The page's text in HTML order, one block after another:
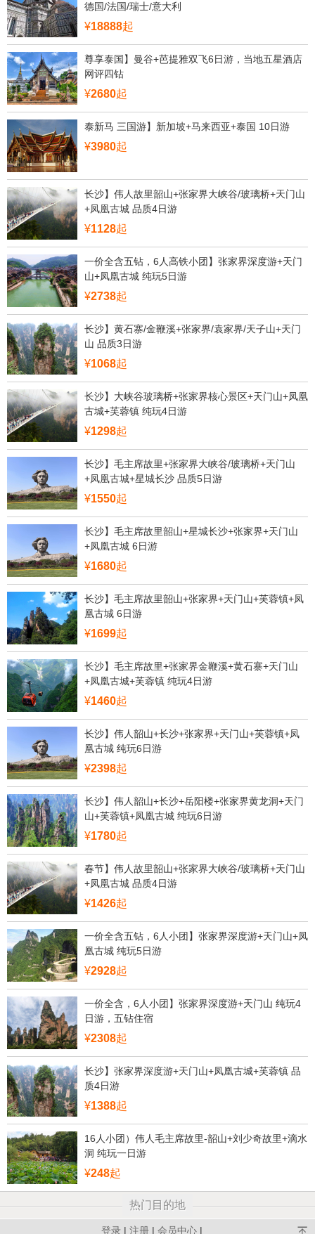
德国/法国/瑞士/意大利
¥18888起
尊享泰国】曼谷+芭提雅双飞6日游，当地五星酒店
网评四钻
¥2680起
泰新马 三国游】新加坡+马来西亚+泰国 10日游
¥3980起
长沙】伟人故里韶山+张家界大峡谷/玻璃桥+天门山
+凤凰古城 品质4日游
¥1128起
一价全含五钻，6人高铁小团】张家界深度游+天门
山+凤凰古城 纯玩5日游
¥2738起
长沙】黄石寨/金鞭溪+张家界/袁家界/天子山+天门
山 品质3日游
¥1068起
长沙】大峡谷玻璃桥+张家界核心景区+天门山+凤凰
古城+芙蓉镇 纯玩4日游
¥1298起
长沙】毛主席故里+张家界大峡谷/玻璃桥+天门山
+凤凰古城+星城长沙 品质5日游
¥1550起
长沙】毛主席故里韶山+星城长沙+张家界+天门山
+凤凰古城 6日游
¥1680起
长沙】毛主席故里韶山+张家界+天门山+芙蓉镇+凤
凰古城 6日游
¥1699起
长沙】毛主席故里+张家界金鞭溪+黄石寨+天门山
+凤凰古城+芙蓉镇 纯玩4日游
¥1460起
长沙】伟人韶山+长沙+张家界+天门山+芙蓉镇+凤
凰古城 纯玩6日游
¥2398起
长沙】伟人韶山+长沙+岳阳楼+张家界黄龙洞+天门
山+芙蓉镇+凤凰古城 纯玩6日游
¥1780起
春节】伟人故里韶山+张家界大峡谷/玻璃桥+天门山
+凤凰古城 品质4日游
¥1426起
一价全含五钻，6人小团】张家界深度游+天门山+凤
凰古城 纯玩5日游
¥2928起
一价全含，6人小团】张家界深度游+天门山 纯玩4
日游，五钻住宿
¥2308起
长沙】张家界深度游+天门山+凤凰古城+芙蓉镇 品
质4日游
¥1388起
16人小团）伟人毛主席故里-韶山+刘少奇故里+滴水
洞 纯玩一日游
¥248起
热门目的地
登录 | 注册 | 会员中心 |